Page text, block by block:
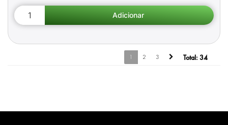
1 2 3 Total: 34